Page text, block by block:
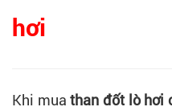
hơi
Khi muathan đốt lò hơi